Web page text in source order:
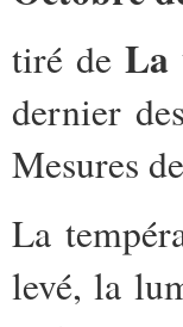
tiré de La
dernier
Mesures
La
levé, la